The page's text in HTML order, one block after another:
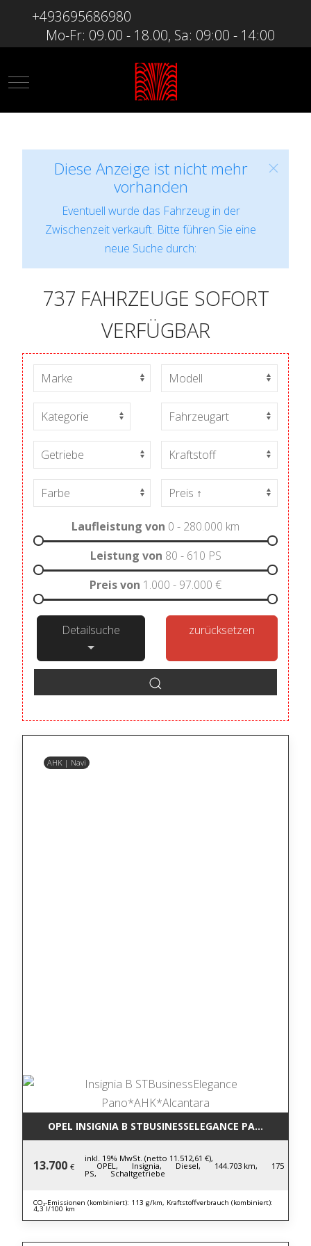
+493695686980
Mo-Fr: 09.00 - 18.00, Sa: 09:00 - 14:00
Mobile Menu Toggle
Diese Anzeige ist nicht mehr
vorhanden
Eventuell wurde das Fahrzeug in der
Zwischenzeit verkauft. Bitte führen Sie eine
neue Suche durch:
737 FAHRZEUGE SOFORT
VERFÜGBAR
Laufleistung von 0 - 280.000 km
Leistung von 80 - 610 PS
Preis von 1.000 - 97.000 €
Detailsuche zurücksetzen
AHK | Navi
OPEL INSIGNIA B STBUSINESSELEGANCE
13.700 €
inkl. 19% MwSt. (netto 11.512,61 €),
OPEL, Insignia, Diesel, 144.703 km, 175
PS, Schaltgetriebe
CO₂-Emissionen (kombiniert): 113 g/km, Kraftstoffverbrauch (kombiniert):
4,3 l/100 km